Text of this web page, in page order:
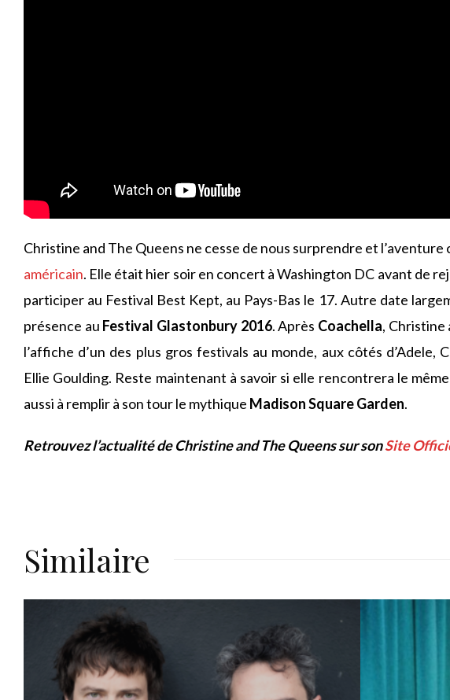
Christine and The Queens ne cesse de nous surprendre et
américain. Elle était hier soir en concert à Washington DC avant de
participer au Festival Best Kept, au Pays-Bas le 17. Autre date
présence au Festival Glastonbury 2016. Après Coachella, Christine
l’affiche d’un des plus gros festivals au monde, aux côtés d’Adele,
Ellie Goulding. Reste maintenant à savoir si elle rencontrera le
aussi à remplir à son tour le mythique Madison Square Garden.
Retrouvez l’actualité de Christine and The Queens sur sonSite
Similaire